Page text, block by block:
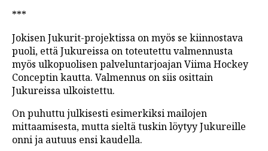
***
Jokisen Jukurit-projektissa on myös se kiinnostava
puoli, että Jukureissa on toteutettu valmennusta
myös ulkopuolisen palveluntarjoajan Viima Hockey
Conceptin kautta. Valmennus on siis osittain
Jukureissa ulkoistettu.
On puhuttu julkisesti esimerkiksi mailojen
mittaamisesta, mutta sieltä tuskin löytyy Jukureille
onni ja autuus ensi kaudella.